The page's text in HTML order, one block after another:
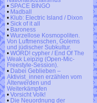
• SPACE BINGO
• Madball
• Klub: Electric Island / Dixon
• Sick of it all
• Baroness
• Wurzellose Kosmopoliten.
Von Luftmenschen, Golems
und jüdischer Subkultur.
• WORD! cypher / End Of The
Weak Leipzig (Open-Mic-
Freestyle-Session).
• Dabei Geblieben –
Aktivist_innen erzählen vom
Älterwerden und
Weiterkämpfen
• Vorsicht Volk!
• Die Neuordnung der